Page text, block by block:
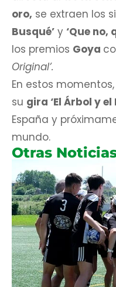
oro, se extraen los
Busqué’ y ‘Que no,
los premios Goya
Original’.
En estos
su gira ‘El Árbol y el
España y
mundo.
Otras